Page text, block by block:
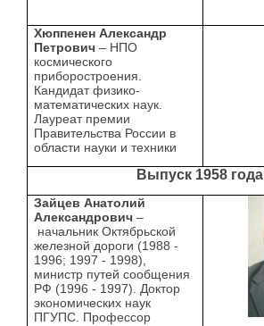
Хюппенен Александр
Петрович – НПО
космического
приборостроения.
Кандидат физико-
математических наук.
Лауреат премии
Правительства России в
области науки и техники
Выпуск 1958 года
Зайцев Анатолий
Александрович –
начальник Октябрьской
железной дороги (1988 -
1996; 1997 - 1998),
министр путей сообщения
РФ (1996 - 1997). Доктор
экономических наук
ПГУПС. Профессор